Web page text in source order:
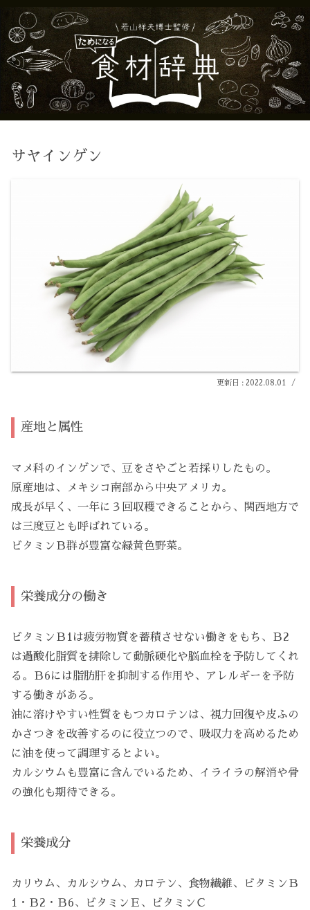
サヤインゲン
2022.08.01
産地と属性
マメ科のインゲンで、豆をさやごと若採りしたもの。
原産地は、メキシコ南部から中央アメリカ。
成長が早く、一年に３回収穫できることから、関西地方で
は三度豆とも呼ばれている。
ビタミンＢ群が豊富な緑黄色野菜。
栄養成分の働き
ビタミンＢ1は疲労物質を蓄積させない働きをもち、Ｂ2
は過酸化脂質を排除して動脈硬化や脳血栓を予防してくれ
る。Ｂ6には脂肪肝を抑制する作用や、アレルギーを予防
する働きがある。
油に溶けやすい性質をもつカロテンは、視力回復や皮ふの
かさつきを改善するのに役立つので、吸収力を高めるため
に油を使って調理するとよい。
カルシウムも豊富に含んでいるため、イライラの解消や骨
の強化も期待できる。
栄養成分
カリウム、カルシウム、カロテン、食物繊維、ビタミンＢ
1・Ｂ2・Ｂ6、ビタミンＥ、ビタミンＣ